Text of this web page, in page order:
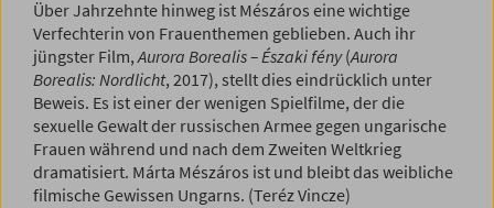
Über Jahrzehnte hinweg ist Mészáros eine wichtige
Verfechterin von Frauenthemen geblieben. Auch ihr
jüngster Film,Aurora Borealis – Északi fény(Aurora
Borealis: Nordlicht, 2017), stellt dies eindrücklich unter
Beweis. Es ist einer der wenigen Spielfilme, der die
sexuelle Gewalt der russischen Armee gegen ungarische
Frauen während und nach dem Zweiten Weltkrieg
dramatisiert. Márta Mészáros ist und bleibt das weibliche
filmische Gewissen Ungarns. (Teréz Vincze)